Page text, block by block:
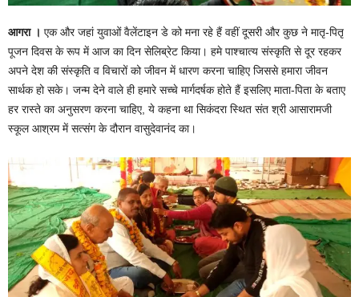
आगरा । एक और जहां युवाओं वैलेंटाइन डे को मना रहे हैं वहीं दूसरी और कुछ ने मातृ-पितृ
पूजन दिवस के रूप में आज का दिन सेलिब्रेट किया। हमे पाश्चात्य संस्कृति से दूर रहकर
अपने देश की संस्कृति व विचारों को जीवन में धारण करना चाहिए जिससे हमारा जीवन
सार्थक हो सके। जन्म देने वाले ही हमारे सच्चे मार्गदर्षक होते हैं इसलिए माता-पिता के बताए
हर रास्ते का अनुसरण करना चाहिए, ये कहना था सिकंदरा स्थित संत श्री आसारामजी
स्कूल आश्रम में सत्संग के दौरान वासुदेवानंद का।